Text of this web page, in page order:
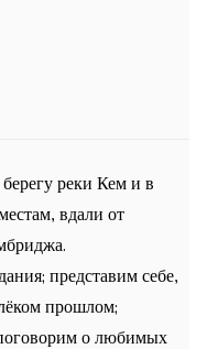
реки Кем и в
вдали от
представим себе,
прошлом;
о любимых